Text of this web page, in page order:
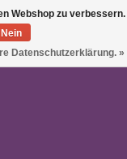
Webshop zu verbessern.
Nein
Datenschutzerklärung. »